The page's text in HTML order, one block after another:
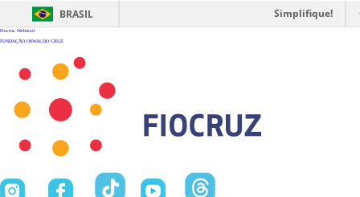
BRASIL Simplifique!
Fiocruz Webmail
FUNDAÇÃO OSWALDO CRUZ